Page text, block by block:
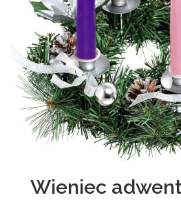
KONTAKT STRONA GŁÓWNA
Wieniec